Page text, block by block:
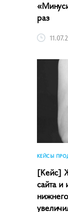
раз
КЕЙСЫ
[Кейс]
сайта и